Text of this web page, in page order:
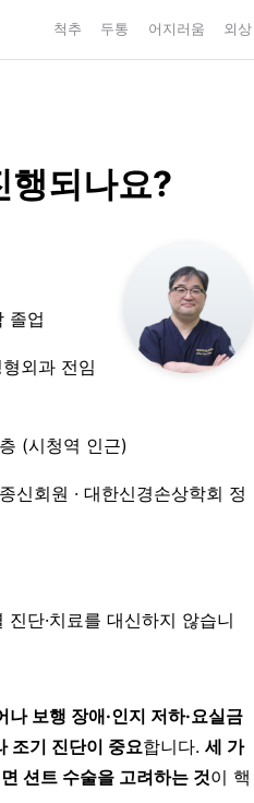
척추 두통 어지러움 외상
행되나요?
졸업
외과 전임
(시청역 인근)
신회원 · 대한신경손상학회 정
단·치료를 대신하지 않습니
보행 장애·인지 저하·요실금
조기 진단이 중요합니다. 세 가
션트 수술을 고려하는 것이 핵